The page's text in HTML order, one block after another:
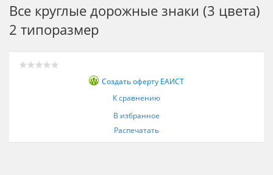
Все круглые дорожные знаки (3 цвета)
2 типоразмер
Создать оферту ЕАИСТ
К сравнению
В избранное
Распечатать